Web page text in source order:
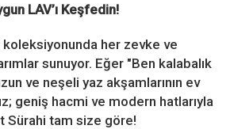
LAV’ı Keşfedin!
koleksiyonunda her zevke ve
sunuyor. Eğer "Ben kalabalık
ve neşeli yaz akşamlarının ev
geniş hacmi ve modern hatlarıyla
Sürahi tam size göre!